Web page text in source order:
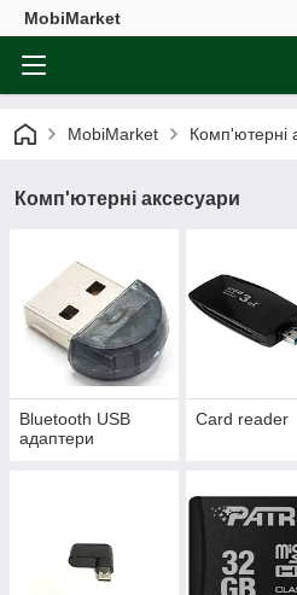
MobiMarket
MobiMarket Комп'ютерні
Комп'ютерні аксесуари
Bluetooth USB
адаптери
Card reader